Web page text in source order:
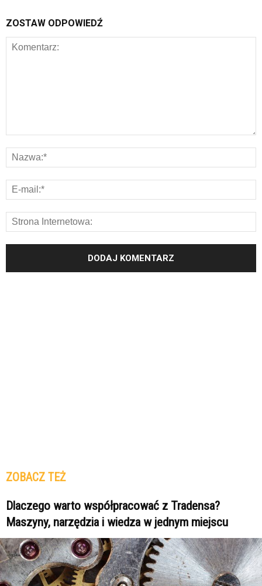
ZOSTAW ODPOWIEDŹ
ZOBACZ TEŻ
Dlaczego warto współpracować z Tradensa?
Maszyny, narzędzia i wiedza w jednym miejscu